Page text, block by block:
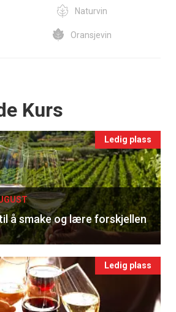
Naturvin
Oransjevin
Kurs
Ledig plass
å smake og lære forskjellen
Ledig plass